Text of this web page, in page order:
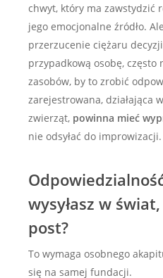
chwyt, który ma zawstydzić
jego emocjonalne źródło.
przerzucenie ciężaru
przypadkową osobę,
zasobów, by to zrobić
zarejestrowana, działająca
zwierząt, powinna mieć
nie odsyłać do improwizacji.
wysyłasz w
post?
To wymaga osobnego
się na samej fundacji.